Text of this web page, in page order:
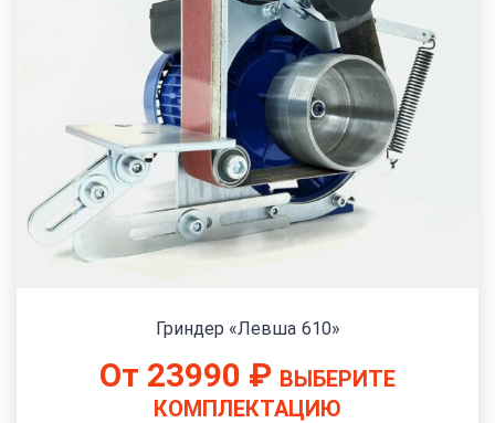
Гриндер «Левша 610»
От 23990 ₽ ВЫБЕРИТЕ
КОМПЛЕКТАЦИЮ